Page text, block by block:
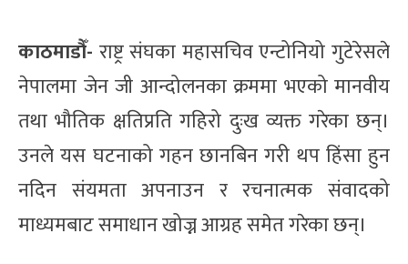
काठमाडौँ- राष्ट्र संघका महासचिव एन्टोनियो गुटेरेसले
नेपालमा जेन जी आन्दोलनका क्रममा भएको मानवीय
तथा भौतिक क्षतिप्रति गहिरो दुःख व्यक्त गरेका छन्।
उनले यस घटनाको गहन छानबिन गरी थप हिंसा हुन
नदिन संयमता अपनाउन र रचनात्मक संवादको
माध्यमबाट समाधान खोज्न आग्रह समेत गरेका छन्।